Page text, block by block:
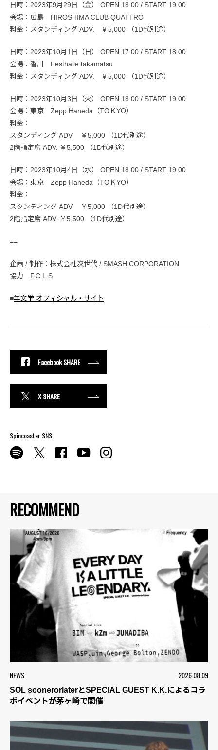
RECOMMEND
NEWS 2026.08.09
SOL soonerorlaterとSPECIAL GUEST K.K.によるコラ
ボイベントが茅ヶ崎で開催
日時：2023年9月29日（金） OPEN 18:00 / START 19:00
会場：広島 HIROSHIMA CLUB QUATTRO
料金：スタンディング ADV. ￥5,000 （1D代別途）
日時：2023年10月1日（日） OPEN 17:00 / START 18:00
会場：香川 Festhalle takamatsu
料金：スタンディング ADV. ￥5,000 （1D代別途）
日時：2023年10月3日（火） OPEN 18:00 / START 19:00
会場：東京 Zepp Haneda（TOＫYO）
料金：
スタンディング ADV. ￥5,000 （1D代別途）
2階指定席 ADV. ￥5,500 （1D代別途）
日時：2023年10月4日（水） OPEN 18:00 / START 19:00
会場：東京 Zepp Haneda（TOＫYO）
料金：
スタンディング ADV. ￥5,000 （1D代別途）
2階指定席 ADV. ￥5,500 （1D代別途）
==
企画 / 制作：株式会社次世代 / SMASH CORPORATION
協力 F.C.L.S.
■羊文学 オフィシャル・サイト
Facebook SHARE
X SHARE
Spincoaster SNS